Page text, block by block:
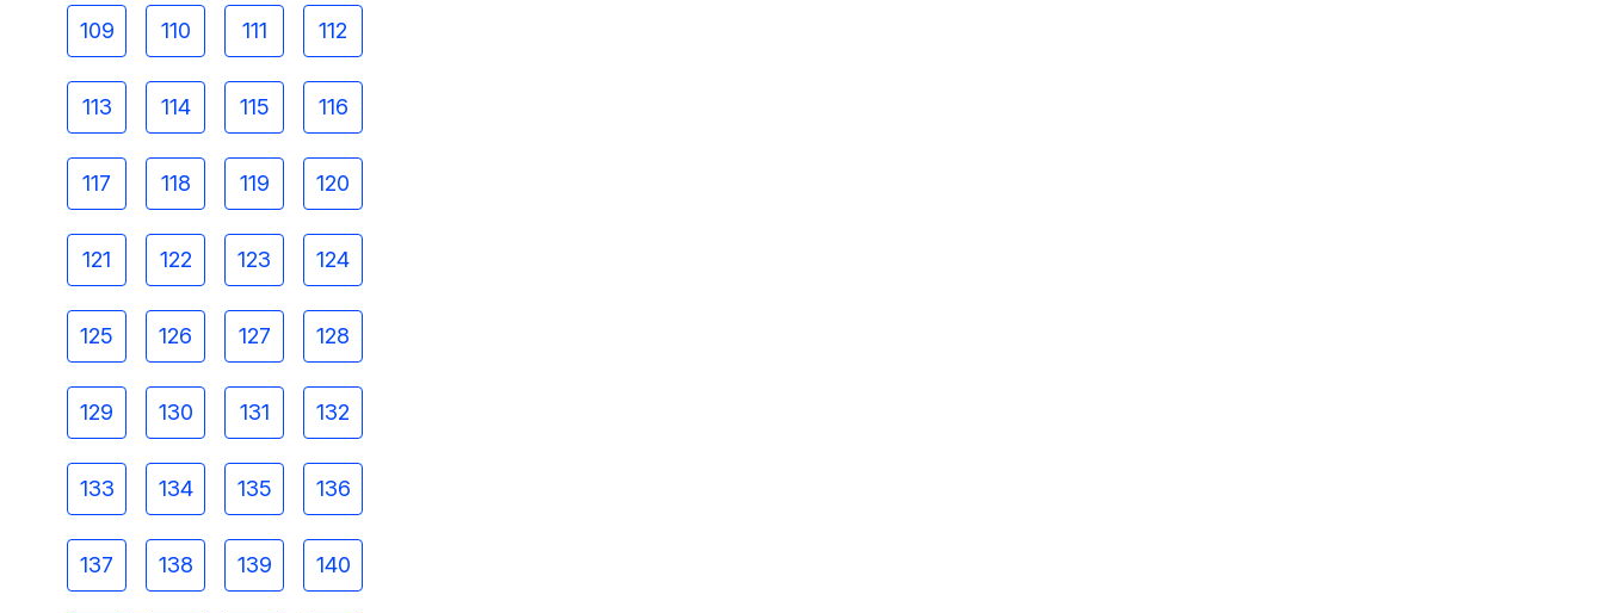
109 110 111 112
113 114 115 116
117 118 119 120
121 122 123 124
125 126 127 128
129 130 131 132
133 134 135 136
137 138 139 140